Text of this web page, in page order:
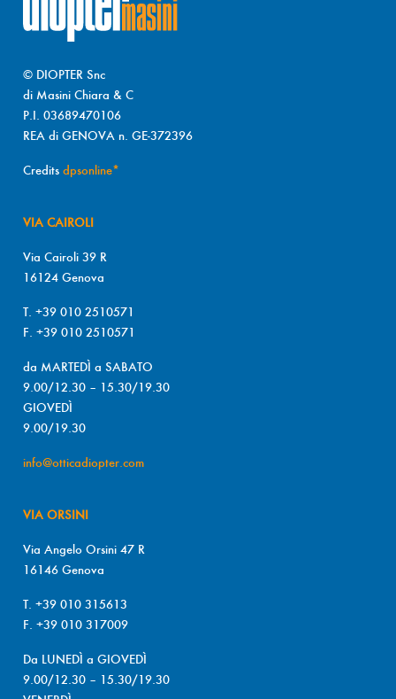
© DIOPTER Snc
di Masini Chiara & C
P.I. 03689470106
REA di GENOVA n. GE-372396
Credits dpsonline*
VIA CAIROLI
Via Cairoli 39 R
16124 Genova
T. +39 010 2510571
F. +39 010 2510571
da MARTEDÌ a SABATO
9.00/12.30 – 15.30/19.30
GIOVEDÌ
9.00/19.30
info@otticadiopter.com
VIA ORSINI
Via Angelo Orsini 47 R
16146 Genova
T. +39 010 315613
F. +39 010 317009
Da LUNEDÌ a GIOVEDÌ
9.00/12.30 – 15.30/19.30